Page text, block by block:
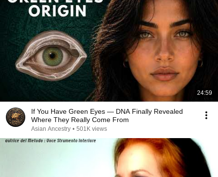
24:59
If You Have Green Eyes — DNA Finally Revealed
Where They Really Come From
Asian Ancestry • 501K views